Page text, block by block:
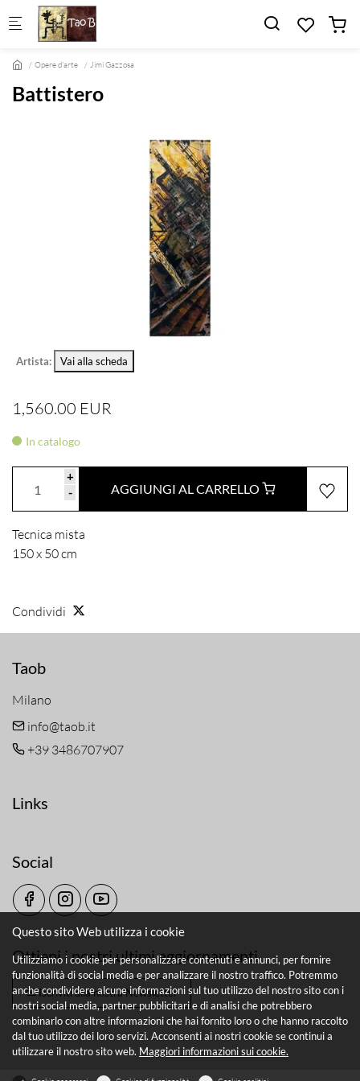
Skip to main content
Opere d'arte Jimi Gazzosa
Battistero
Artista: Vai alla scheda
1,560.00 EUR
In catalogo
+
-
AGGIUNGI AL CARRELLO
Tecnica mista
150 x 50 cm
Condividi
Taob
Milano
info@taob.it
+39 3486707907
Links
Social
Ottieni i nostri ultimi aggiornamenti
Iscriviti alla nostra Newsletter
Questo sito Web utilizza i cookie
Utilizziamo i cookie per personalizzare contenuti e annunci, per fornire
funzionalità di social media e per analizzare il nostro traffico. Potremmo
anche condividere alcune informazioni sul tuo utilizzo del nostro sito con i
nostri social media, partner pubblicitari e di analisi che potrebbero
combinarlo con altre informazioni che hai fornito loro o che hanno raccolto
dal tuo utilizzo dei loro servizi. Acconsenti ai nostri cookie se continui a
utilizzare il nostro sito web. Maggiori informazioni sui cookie.